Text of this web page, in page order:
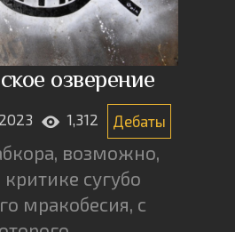
озверение
1,312 Дебаты
возможно,
сугубо
мракобесия, с